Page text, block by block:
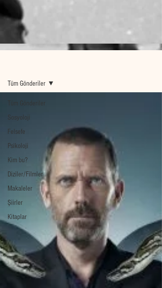
Tüm Gönderiler
Sosyoloji
Felsefe
Psikoloji
Kim bu?
Diziler/Filmler
Makaleler
Şiirler
Kitaplar
Tüm Gönderiler